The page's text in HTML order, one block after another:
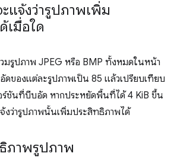
แจ้งว่ารูปภาพเพิ่ม
เมื่อใด
มรูปภาพ JPEG หรือ BMP ทั้งหมดในหน้า
ดของแต่ละรูปภาพเป็น 85 แล้วเปรียบเทียบ
ร์ชันที่บีบอัด หากประหยัดพื้นที่ได้ 4 KiB ขึ้น
งว่ารูปภาพนั้นเพิ่มประสิทธิภาพได้
ภาพรูปภาพ